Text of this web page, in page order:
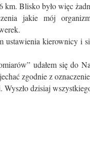
km. Blisko było więc
jakie mój
ustawienia kierownicy i
udałem się do
zgodnie z
dzisiaj